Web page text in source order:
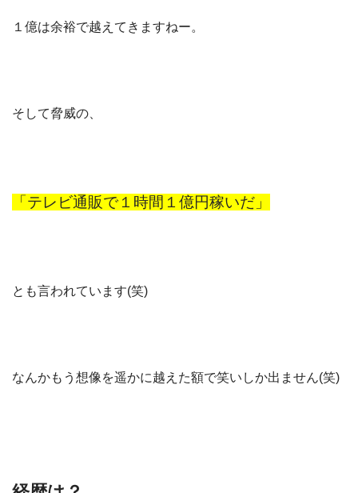
１億は余裕で越えてきますねー。
そして脅威の、
「テレビ通販で１時間１億円稼いだ」
とも言われています(笑)
なんかもう想像を遥かに越えた額で笑いしか出ません(笑)